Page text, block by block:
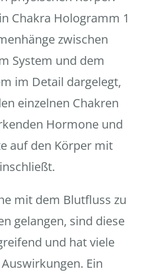
Chakra Hologramm 1
zwischen
System und dem
im Detail dargelegt,
einzelnen Chakren
Hormone und
auf den Körper mit
mit dem Blutfluss zu
gelangen, sind diese
und hat viele
Ein